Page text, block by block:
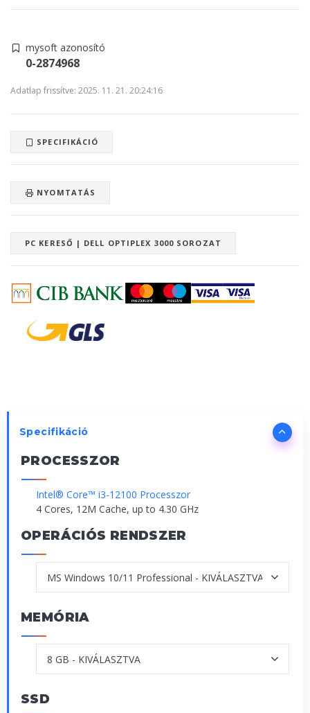
mysoft azonosító
0-2874968
Adatlap frissítve: 2025. 11. 21. 20:24:16
SPECIFIKÁCIÓ
NYOMTATÁS
PC KERESŐ | DELL OPTIPLEX 3000 SOROZAT
Specifikáció
PROCESSZOR
Intel® Core™ i3-12100 Processzor
4 Cores, 12M Cache, up to 4.30 GHz
OPERÁCIÓS RENDSZER
MEMÓRIA
SSD